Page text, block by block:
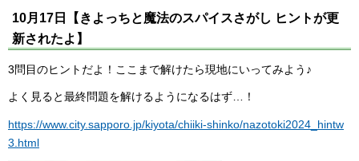
10月17日【きよっちと魔法のスパイスさがし ヒントが更
新されたよ】
3問目のヒントだよ！ここまで解けたら現地にいってみよう♪
よく見ると最終問題を解けるようになるはず…！
https://www.city.sapporo.jp/kiyota/chiiki-shinko/nazotoki2024_hintw
3.html